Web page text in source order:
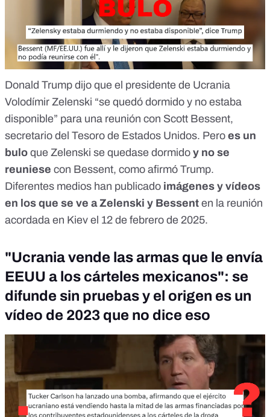
Donald Trump dijo que el presidente de Ucrania
Volodímir Zelenski “se quedó dormido y no estaba
disponible” para una reunión con Scott Bessent,
secretario del Tesoro de Estados Unidos. Pero es un
bulo que Zelenski se quedase dormido y no se
reuniese con Bessent, como afirmó Trump.
Diferentes medios han publicado imágenes y vídeos
en los que se ve a Zelenski y Bessent en la reunión
acordada en Kiev el 12 de febrero de 2025.
"Ucrania vende las armas que le envía
EEUU a los cárteles mexicanos": se
difunde sin pruebas y el origen es un
vídeo de 2023 que no dice eso